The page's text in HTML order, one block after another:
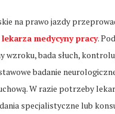
na prawo jazdy
lekarza medycyny pracy.
wzroku, bada słuch,
badanie
W razie potrzeby
specjalistyczne lub